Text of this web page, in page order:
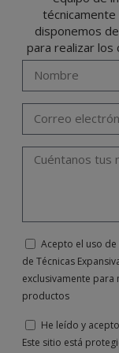
correo electrónico
disponemos
para realizar los
Acepto el uso
de Técnicas
exclusivamente
productos
He leído y
Este sitio está